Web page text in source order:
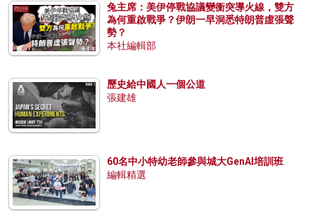
兔主席：美伊停戰協議變衝突導火線，雙方
為何重啟戰爭？伊朗一早洞悉特朗普虛張聲
勢？
本社編輯部
歷史給中國人一個公道
張建雄
60名中小特幼老師參與城大GenAI培訓班
編輯精選